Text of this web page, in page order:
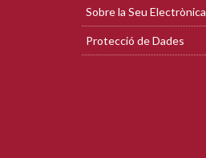
Sobre la Seu Electrònica
Protecció de Dades